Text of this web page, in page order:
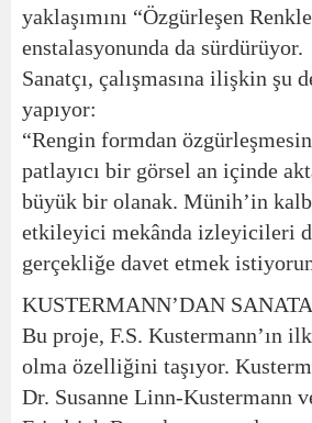
yaklaşımını “Özgürleşen
enstalasyonunda da sürdürüyor.
Sanatçı, çalışmasına ilişkin şu
yapıyor:
“Rengin formdan
patlayıcı bir görsel an içinde
büyük bir olanak. Münih’in
etkileyici mekânda izleyicileri
gerçekliğe davet etmek
KUSTERMANN’DAN
Bu proje, F.S. Kustermann’ın
olma özelliğini taşıyor.
Dr. Susanne Linn-Kustermann